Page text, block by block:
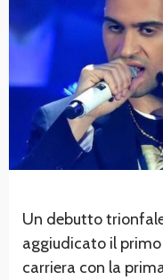
Un debutto
aggiudicato il
carriera con la